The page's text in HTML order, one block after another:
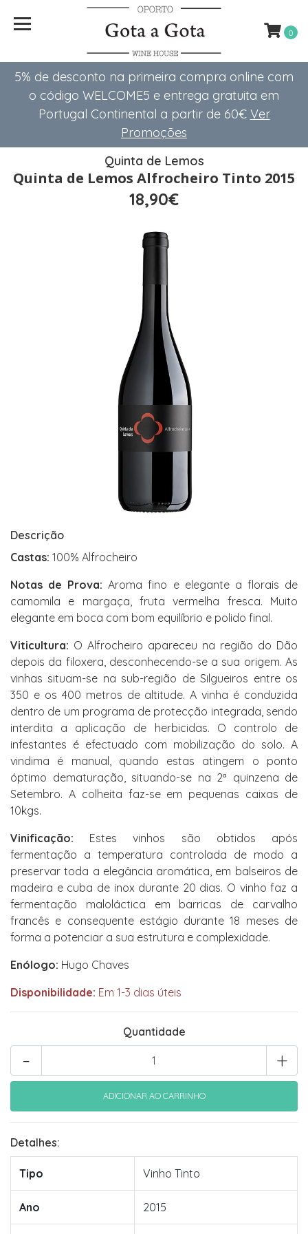
5% de desconto na primeira compra online com
o código WELCOME5 e entrega gratuita em
Portugal Continental a partir de 60€ Ver
Promoções
0
Quinta de Lemos
Quinta de Lemos Alfrocheiro Tinto 2015
18,90€
Descrição
Castas: 100% Alfrocheiro
Notas de Prova: Aroma fino e elegante a florais de
camomila e margaça, fruta vermelha fresca. Muito
elegante em boca com bom equilíbrio e polido final.
Viticultura: O Alfrocheiro apareceu na região do Dão
depois da filoxera, desconhecendo-se a sua origem. As
vinhas situam-se na sub-região de Silgueiros entre os
350 e os 400 metros de altitude. A vinha é conduzida
dentro de um programa de protecção integrada, sendo
interdita a aplicação de herbicidas. O controlo de
infestantes é efectuado com mobilização do solo. A
vindima é manual, quando estas atingem o ponto
óptimo dematuração, situando-se na 2ª quinzena de
Setembro. A colheita faz-se em pequenas caixas de
10kgs.
Vinificação: Estes vinhos são obtidos após
fermentação a temperatura controlada de modo a
preservar toda a elegância aromática, em balseiros de
madeira e cuba de inox durante 20 dias. O vinho faz a
fermentação maloláctica em barricas de carvalho
francês e consequente estágio durante 18 meses de
forma a potenciar a sua estrutura e complexidade.
Enólogo: Hugo Chaves
Disponibilidade: Em 1-3 dias úteis
Quantidade
+
-
Detalhes:
Tipo Vinho Tinto
Ano 2015